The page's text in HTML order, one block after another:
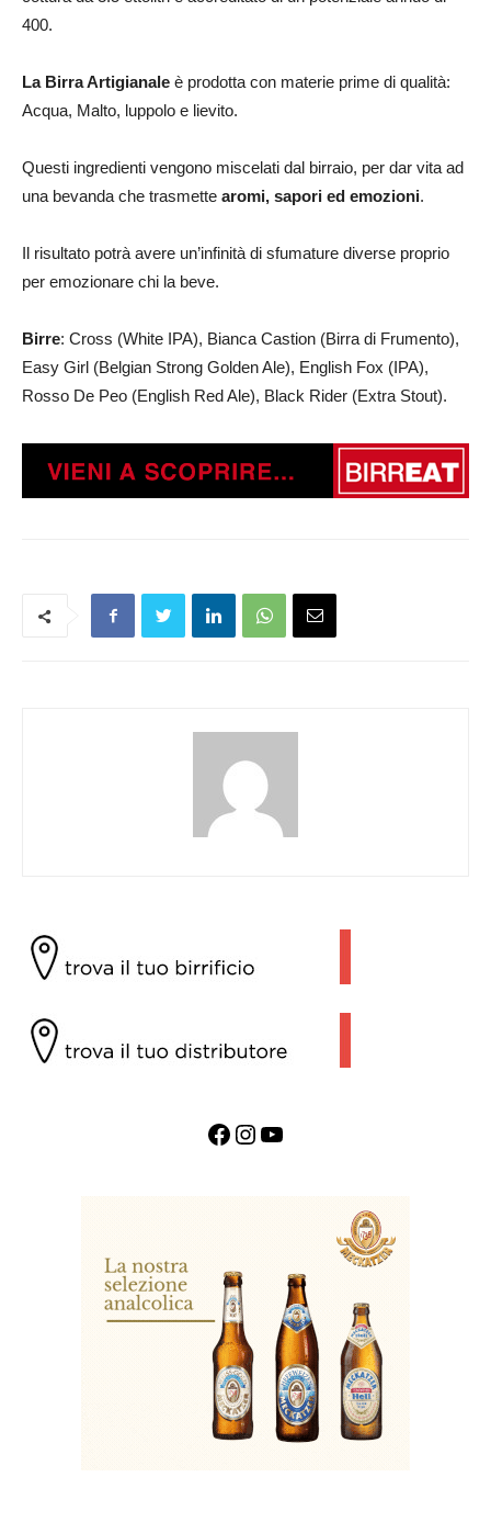
400.
La Birra Artigianale è prodotta con materie prime di qualità:
Acqua, Malto, luppolo e lievito.
Questi ingredienti vengono miscelati dal birraio, per dar vita ad
una bevanda che trasmette aromi, sapori ed emozioni.
Il risultato potrà avere un’infinità di sfumature diverse proprio
per emozionare chi la beve.
Birre: Cross (White IPA), Bianca Castion (Birra di Frumento),
Easy Girl (Belgian Strong Golden Ale), English Fox (IPA),
Rosso De Peo (English Red Ale), Black Rider (Extra Stout).
Facebook InstagramYouTube